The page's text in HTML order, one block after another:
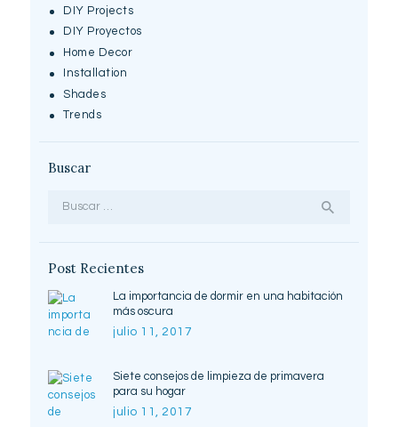
DIY Projects
DIY Proyectos
Home Decor
Installation
Shades
Trends
Buscar
Post Recientes
La importancia de dormir en una habitación
más oscura
julio 11, 2017
Siete consejos de limpieza de primavera
para su hogar
julio 11, 2017